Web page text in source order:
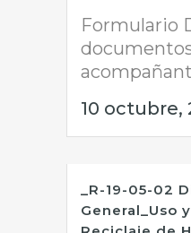
Formulario
10 octubre,
_R-19-05-02
General_Uso